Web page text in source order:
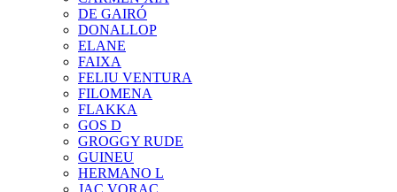
DE GAIRÓ
DONALLOP
ELANE
FAIXA
FELIU VENTURA
FILOMENA
FLAKKA
GOS D
GROGGY RUDE
GUINEU
HERMANO L
JAÇ VORAÇ